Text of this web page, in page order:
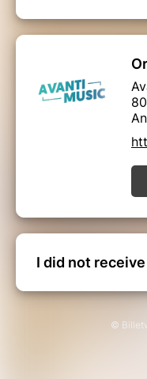
I did not
©